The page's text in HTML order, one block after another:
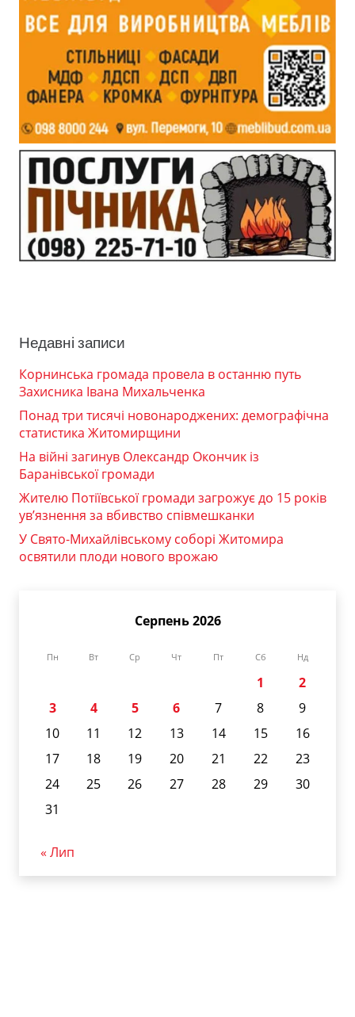
Недавні записи
Корнинська громада провела в останню путь
Захисника Івана Михальченка
Понад три тисячі новонароджених: демографічна
статистика Житомирщини
На війні загинув Олександр Окончик із
Баранівської громади
Жителю Потіївської громади загрожує до 15 років
ув’язнення за вбивство співмешканки
У Свято-Михайлівському соборі Житомира
освятили плоди нового врожаю
Серпень 2026
Пн Вт Ср Чт Пт Сб Нд
1
2
3
4 5 6 7 8
9
10
11 12 13 14 15
16
17
18 19 20 21 22
23
24
25 26 27 28 29
30
31
« Лип